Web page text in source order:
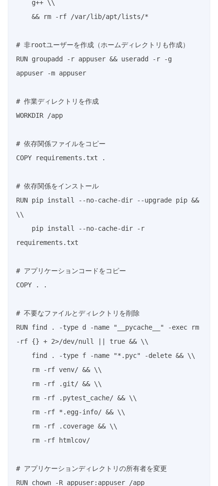
# 非rootユーザーを作成（ホームディレクトリも作成）
RUN groupadd -r appuser && useradd -r -g
appuser -m appuser
# 作業ディレクトリを作成
WORKDIR /app
# 依存関係ファイルをコピー
COPY requirements.txt .
# 依存関係をインストール
RUN pip install --no-cache-dir --upgrade pip &&
\\
requirements.txt
# アプリケーションコードをコピー
COPY . .
# 不要なファイルとディレクトリを削除
RUN find . -type d -name "__pycache__" -exec rm
-rf {} + 2>/dev/null || true && \\
# アプリケーションディレクトリの所有者を変更
RUN chown -R appuser:appuser /app